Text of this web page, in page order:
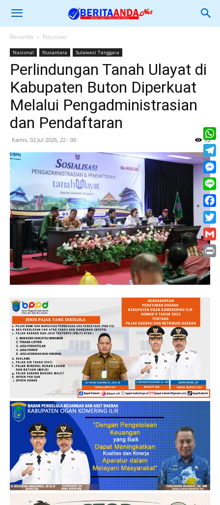
Beranda Nasional
Nasional Nusantara Sulawesi Tenggara
Perlindungan Tanah Ulayat di
Kabupaten Buton Diperkuat
Melalui Pengadministrasian
dan Pendaftaran
Kamis, 02 Jul 2026, 22 : 00 13
Line
Print